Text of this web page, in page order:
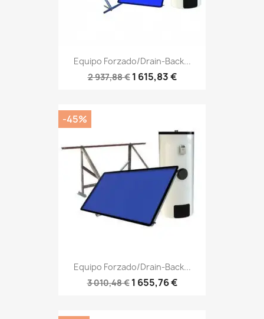
Equipo Forzado/Drain-Back...
2 937,88 € 1 615,83 €
Equipo Forzado/Drain-Back...
3 010,48 € 1 655,76 €
-45%